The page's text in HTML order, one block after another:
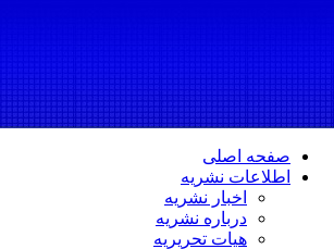
صفحه اصلی
اطلاعات نشریه
اخبار نشریه
درباره نشریه
هیات تحریریه